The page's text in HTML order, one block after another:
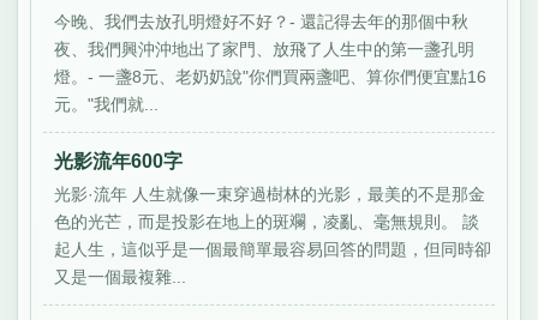
今晚、我們去放孔明燈好不好？- 還記得去年的那個中秋
夜、我們興沖沖地出了家門、放飛了人生中的第一盞孔明
燈。- 一盞8元、老奶奶說"你們買兩盞吧、算你們便宜點16
元。"我們就...
光影流年600字
光影·流年 人生就像一束穿過樹林的光影，最美的不是那金
色的光芒，而是投影在地上的斑斕，凌亂、毫無規則。 談
起人生，這似乎是一個最簡單最容易回答的問題，但同時卻
又是一個最複雜...